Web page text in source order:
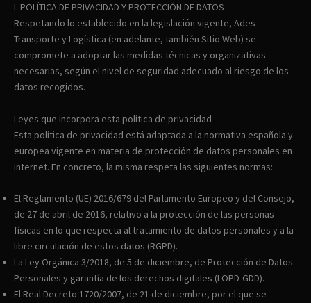
I. POLÍTICA DE PRIVACIDAD Y PROTECCIÓN DE DATOS
Respetando lo establecido en la legislación vigente, Ades
Transporte y Logística (en adelante, también Sitio Web) se
compromete a adoptar las medidas técnicas y organizativas
necesarias, según el nivel de seguridad adecuado al riesgo de los
datos recogidos.
Leyes que incorpora esta política de privacidad
Esta política de privacidad está adaptada a la normativa española y
europea vigente en materia de protección de datos personales en
internet. En concreto, la misma respeta las siguientes normas:
El Reglamento (UE) 2016/679 del Parlamento Europeo y del Consejo,
de 27 de abril de 2016, relativo a la protección de las personas
físicas en lo que respecta al tratamiento de datos personales y a la
libre circulación de estos datos (RGPD).
La Ley Orgánica 3/2018, de 5 de diciembre, de Protección de Datos
Personales y garantía de los derechos digitales (LOPD-GDD).
El Real Decreto 1720/2007, de 21 de diciembre, por el que se